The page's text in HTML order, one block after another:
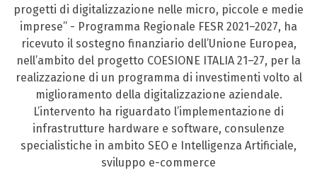
progetti di digitalizzazione nelle micro, piccole e medie
imprese” - Programma Regionale FESR 2021–2027, ha
ricevuto il sostegno finanziario dell’Unione Europea,
nell’ambito del progetto COESIONE ITALIA 21–27, per la
realizzazione di un programma di investimenti volto al
miglioramento della digitalizzazione aziendale.
L’intervento ha riguardato l’implementazione di
infrastrutture hardware e software, consulenze
specialistiche in ambito SEO e Intelligenza Artificiale,
sviluppo e-commerce